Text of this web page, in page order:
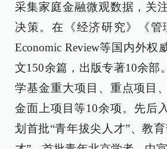
采集家庭金融微观数据，关
决策。在《经济研究》《管
Economic Review等国内外权
文150余篇，出版专著10余部
学基金重大项目、重点项目
金面上项目等10余项。先后
划首批“青年拔尖人才”、教